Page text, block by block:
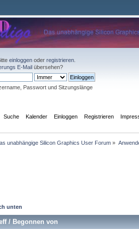
einloggen oder registrieren
E-Mail übersehen?
Passwort und Sitzungslänge
Suche Kalender Einloggen Registrieren
unabhängige Silicon Graphics User Forum »
unten
/Begonnen von